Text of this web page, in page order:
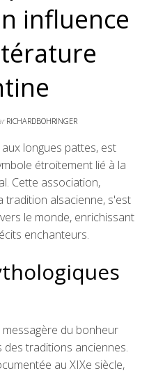
influence
RICHARDBOHRINGER
longues pattes, est
étroitement lié à la
Cette association,
tradition alsacienne, s'est
le monde, enrichissant
enchanteurs.
du bonheur
traditions anciennes.
au XIXe siècle,